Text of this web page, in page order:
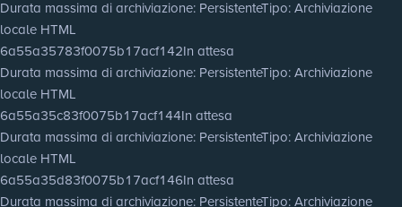
Durata massima di archiviazione: PersistenteTipo: Archiviazione
locale HTML
6a55a35783f0075b17acf142In attesa
Durata massima di archiviazione: PersistenteTipo: Archiviazione
locale HTML
6a55a35c83f0075b17acf144In attesa
Durata massima di archiviazione: PersistenteTipo: Archiviazione
locale HTML
6a55a35d83f0075b17acf146In attesa
Durata massima di archiviazione: PersistenteTipo: Archiviazione